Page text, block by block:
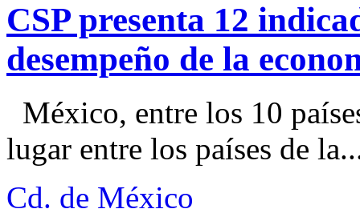
CSP presenta 12
desempeño de la
México, entre los 10
lugar entre los países de
Cd. de México